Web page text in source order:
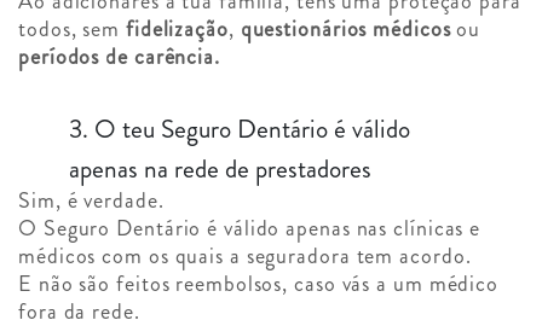
todos, sem fidelização, questionários médicosou
períodos de carência.
3. O teu Seguro Dentário é válido
apenas na rede de prestadores
Sim, é verdade.
O Seguro Dentário é válido apenas nas clínicas e
médicos com os quais a seguradora tem acordo.
E não são feitos reembolsos, caso vás a um médico
fora da rede.